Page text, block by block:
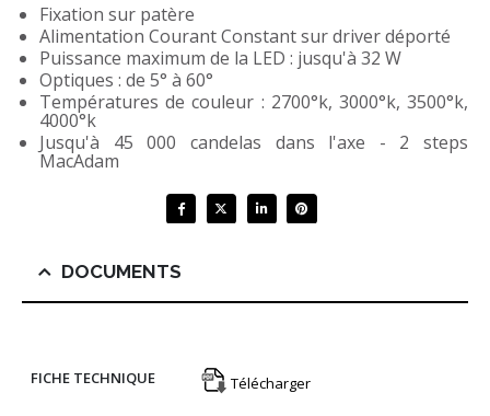
Fixation sur patère
Alimentation Courant Constant sur driver déporté
Puissance maximum de la LED : jusqu'à 32 W
Optiques : de 5° à 60°
Températures de couleur : 2700°k, 3000°k, 3500°k,
4000°k
Jusqu'à 45 000 candelas dans l'axe - 2 steps
MacAdam
DOCUMENTS
FICHE TECHNIQUE
Télécharger